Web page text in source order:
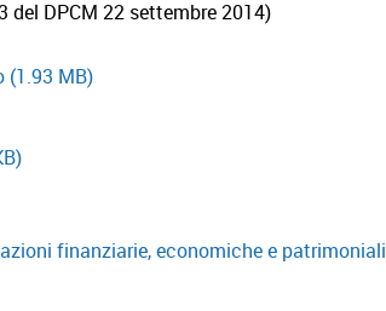
DPCM 22 settembre 2014)
(1.93 MB)
finanziarie, economiche e patrimoniali